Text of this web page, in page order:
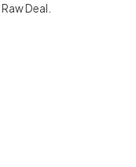
Deal.